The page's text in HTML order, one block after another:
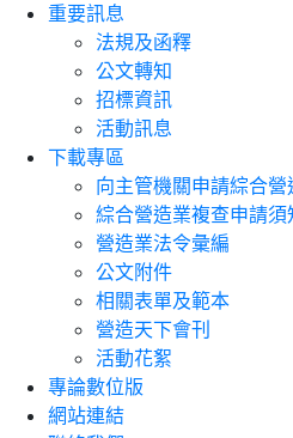
重要訊息
法規及函釋
公文轉知
招標資訊
活動訊息
下載專區
向主管機關申請綜合
綜合營造業複查申請須
營造業法令彙編
公文附件
相關表單及範本
營造天下會刊
活動花絮
專論數位版
網站連結